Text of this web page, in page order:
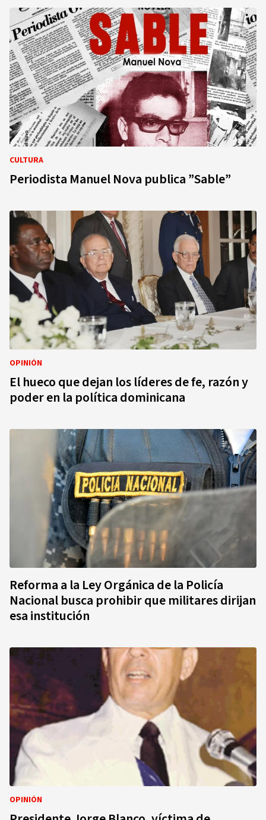
CULTURA
Periodista Manuel Nova publica ”Sable”
OPINIÓN
El hueco que dejan los líderes de fe, razón y
poder en la política dominicana
Reforma a la Ley Orgánica de la Policía
Nacional busca prohibir que militares dirijan
esa institución
OPINIÓN